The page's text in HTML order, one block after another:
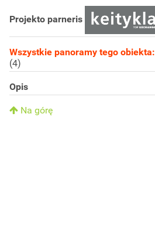
Projekto parneris
Wszystkie panoramy tego obiekta:
(4)
Opis
Na górę